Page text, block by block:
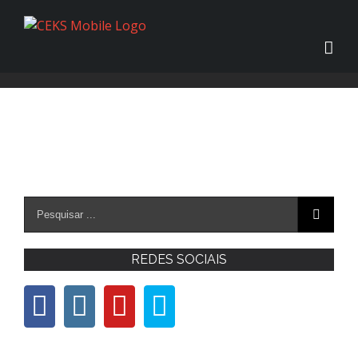
REDES SOCIAIS